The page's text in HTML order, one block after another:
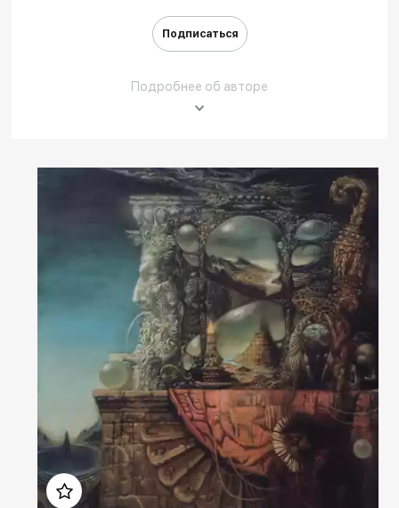
Услуги
Контакты
baget
special
Подписаться
Подробнее об авторе
Родился в 1966 году в городе Капан, Южная Армения.
С 1984 года живет и работает в Санкт-Петербурге.
В 1993 окончил художественно-графический факультет
Российского государственного педагогического университета
Член Союза художников Санкт-Петербурга.
Художник участвовал во многих персональных выставках в России
и за рубежом, его произведения находятся в частных коллекциях
Германии, Голландии, Финляндии, США, России и других стран.
Читать далее
Комментарий искусствоведа
rakovgallery.ru